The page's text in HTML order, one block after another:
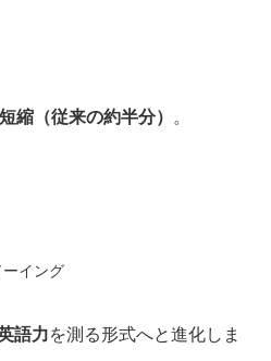
縮（従来の約半分） 。
イング
語力を測る形式へと進化しま